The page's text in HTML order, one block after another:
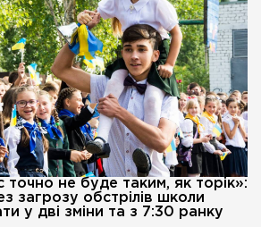
точно не буде таким, як торік»:
загрозу обстрілів школи
у дві зміни та з 7:30 ранку